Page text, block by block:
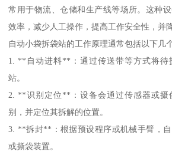
常用于物流、仓储和生产线等场所。这种
效率，减少人工操作，提高工作安全性，并
自动小袋拆袋站的工作原理通常包括以下几
1. **自动进料**：通过传送带等方式将待
站。
2. **识别定位**：设备会通过传感器或摄
别，并定位其拆解的位置。
3. **拆封**：根据预设程序或机械手臂，
或撕袋装置。